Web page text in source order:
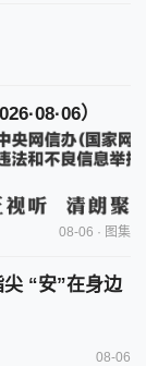
）
08-06 · 图集
“安”在身边
08-06